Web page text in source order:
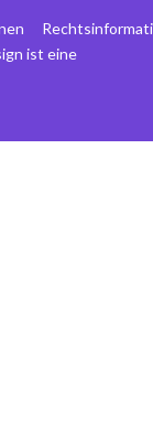
ist eine